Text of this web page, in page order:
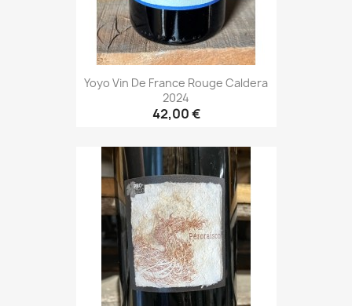
Yoyo Vin De France Rouge Caldera
2024
42,00 €